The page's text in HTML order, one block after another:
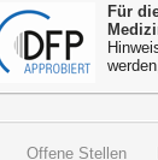
Für
Offene Stellen